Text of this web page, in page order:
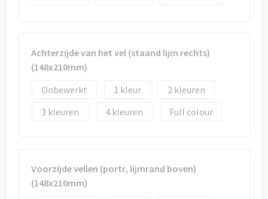
Strandtassen
Waterbestendige tassen
Duffeltassen
Achterzijde van het vel (staand lijm rechts)
(148x210mm)
Onbewerkt
1
2
3
4 Full colour
Voorzijde vellen (portr, lijmrand boven)
(148x210mm)